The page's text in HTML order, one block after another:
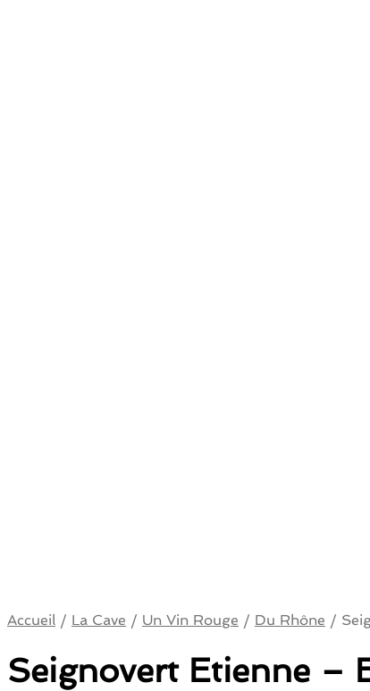
Accueil / La Cave / Un Vin Rouge / Du Rhône /
Seignovert Etienne –